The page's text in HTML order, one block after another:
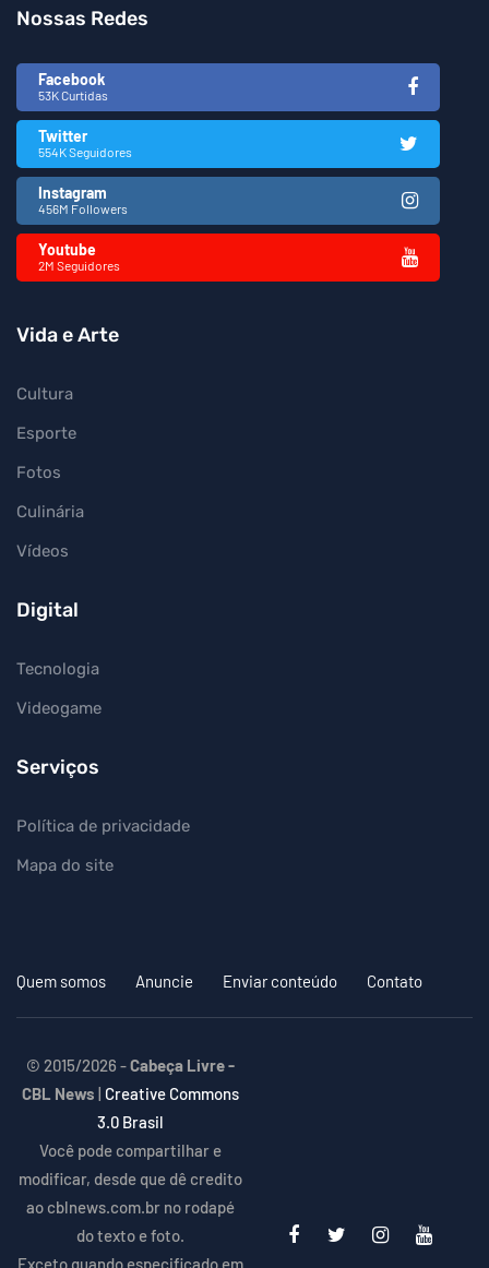
Nossas Redes
Facebook
53K Curtidas
Twitter
554K Seguidores
Instagram
456M Followers
Youtube
2M Seguidores
Vida e Arte
Cultura
Esporte
Fotos
Culinária
Vídeos
Digital
Tecnologia
Videogame
Serviços
Política de privacidade
Mapa do site
Quem somos Anuncie Enviar conteúdo Contato
© 2015/2026 -Cabeça Livre -
CBL News | Creative Commons
3.0 Brasil
Você pode compartilhar e
modificar, desde que dê credito
ao cblnews.com.br no rodapé
do texto e foto.
Exceto quando especificado em